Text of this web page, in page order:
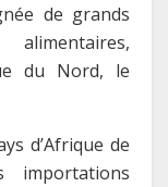
de grands
du Nord, le
d’Afrique de
importations